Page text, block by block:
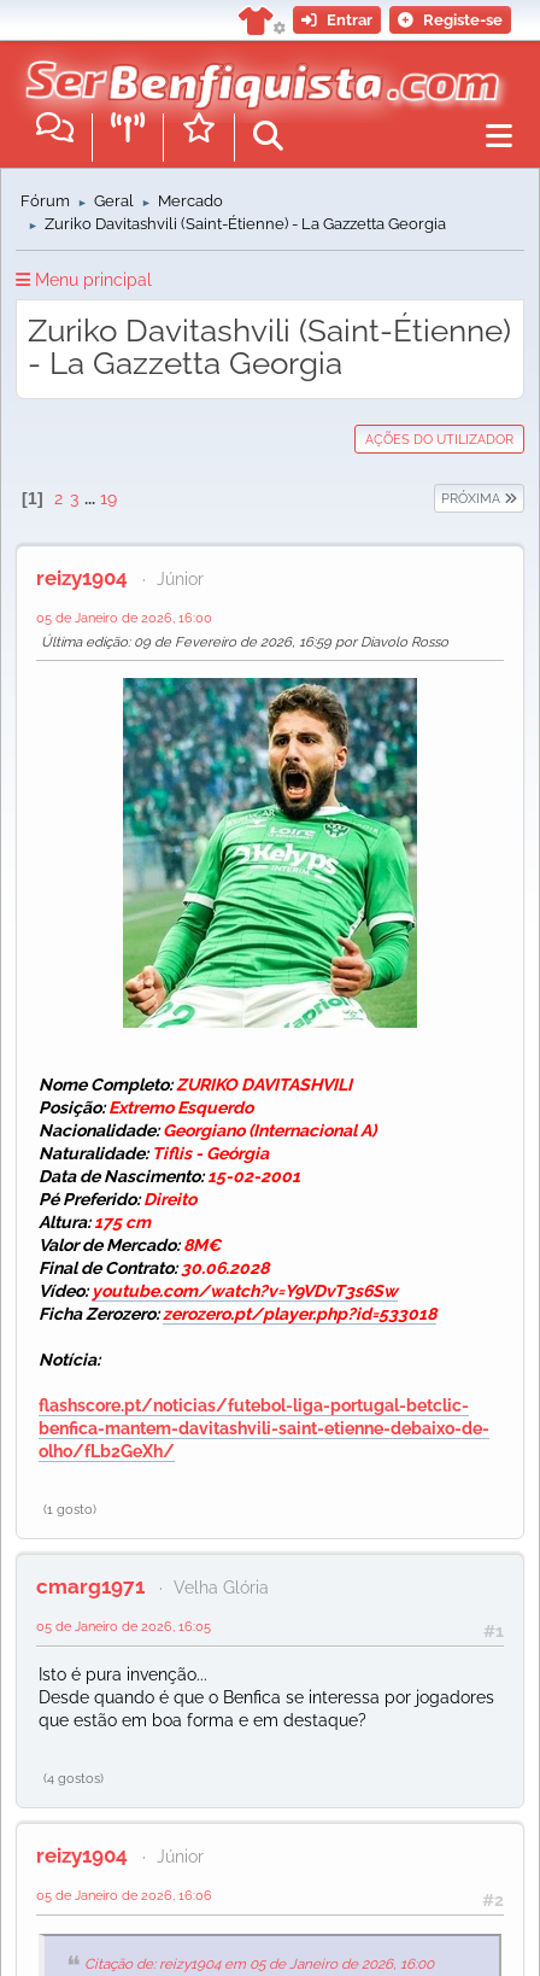
Entrar Registe-se
Fórum ► Geral ► Mercado
► Zuriko Davitashvili (Saint-Étienne) - La Gazzetta Georgia
Menu principal
Zuriko Davitashvili (Saint-Étienne)
- La Gazzetta Georgia
AÇÕES DO UTILIZADOR
1 2 3 ... 19 PRÓXIMA
reizy1904 Júnior
05 de Janeiro de 2026, 16:00
Última edição: 09 de Fevereiro de 2026, 16:59 por Diavolo Rosso
Nome Completo:ZURIKO DAVITASHVILI
Posição:Extremo Esquerdo
Nacionalidade:Georgiano (Internacional A)
Naturalidade:Tiflis - Geórgia
Data de Nascimento:15-02-2001
Pé Preferido:Direito
Altura:175 cm
Valor de Mercado:8M€
Final de Contrato:30.06.2028
Vídeo:youtube.com/watch?v=Y9VDvT3s6Sw
Ficha Zerozero:zerozero.pt/player.php?id=533018
Notícia:
flashscore.pt/noticias/futebol-liga-portugal-betclic-
benfica-mantem-davitashvili-saint-etienne-debaixo-de-
olho/fLb2GeXh/
(1 gosto)
cmarg1971 Velha Glória
#1
05 de Janeiro de 2026, 16:05
Isto é pura invenção...
Desde quando é que o Benfica se interessa por jogadores
que estão em boa forma e em destaque?
(4 gostos)
reizy1904 Júnior
#2
05 de Janeiro de 2026, 16:06
Citação de: reizy1904 em 05 de Janeiro de 2026, 16:00